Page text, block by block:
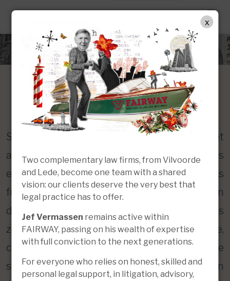
Sociaal recht
Sociaal recht (d.i. het recht in verband met
arbeidsrelaties en socialezekerheidsrecht) is
een onmisbaar onderdeel van het dagelijks
functioneren van bedrijven en de personen
die voor hen actief zijn, zowel werknemers als
zelfstandigen. De snel veranderende,
complexe Belgische regelgeving inzake
sociaal recht confronteert ondernemingen
Two complementary law firms, from Vilvoorde
and Lede, become one team with a shared
vision: our clients deserve the very best that
legal practice has to offer.
Jef Vermassen remains active within
FAIRWAY, passing on his wealth of expertise
with full conviction to the next generations.
For everyone who relies on honest, skilled and
personal legal support, in litigation, advisory,
x